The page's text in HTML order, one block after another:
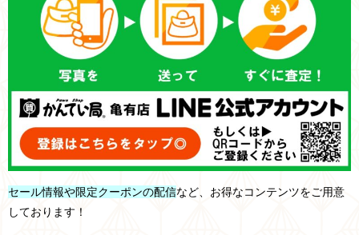
セール情報や限定クーポンの配信など、お得なコンテンツをご用意
しております！